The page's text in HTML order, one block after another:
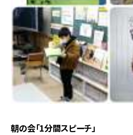
朝の会「1分間スピーチ」